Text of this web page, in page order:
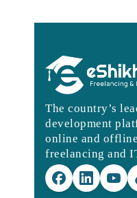
The country’s
development
online and
freelancing and